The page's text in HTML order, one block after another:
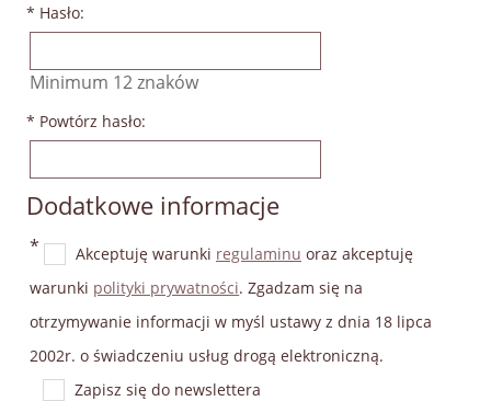
* Hasło:
Minimum 12 znaków
* Powtórz hasło:
Dodatkowe informacje
* Akceptuję warunki regulaminu oraz akceptuję
warunki polityki prywatności. Zgadzam się na
otrzymywanie informacji w myśl ustawy z dnia 18 lipca
2002r. o świadczeniu usług drogą elektroniczną.
Zapisz się do newslettera